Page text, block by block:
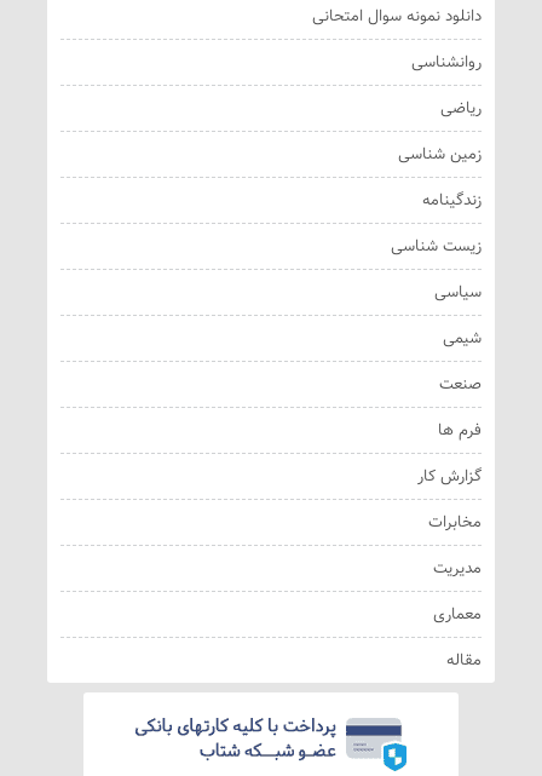
دانلود نمونه سوال امتحانی
روانشناسی
ریاضی
زمین شناسی
زندگینامه
زیست شناسی
سیاسی
شیمی
صنعت
فرم ها
گزارش کار
مخابرات
مدیریت
معماری
مقاله